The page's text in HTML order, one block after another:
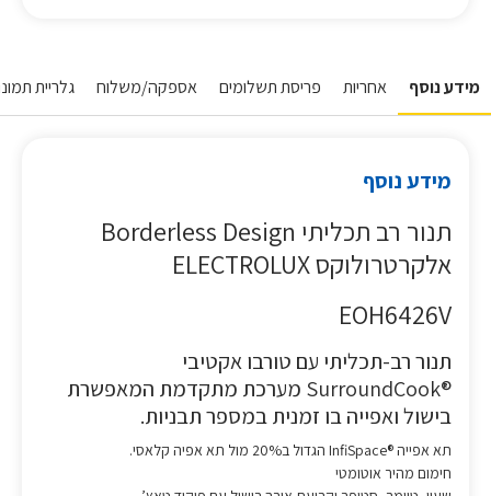
מידע נוסף אחריות פריסת תשלומים אספקה/משלוח גלריית
מידע נוסף
תנור רב תכליתי Borderless Design
אלקרטרולוקס ELECTROLUX
EOH6426V
תנור רב-תכליתי עם טורבו אקטיבי
®SurroundCook מערכת מתקדמת המאפשרת
בישול ואפייה בו זמנית במספר תבניות.
תא אפייה ®InfiSpace הגדול ב20% מול תא אפיה קלאסי.
חימום מהיר אוטומטי